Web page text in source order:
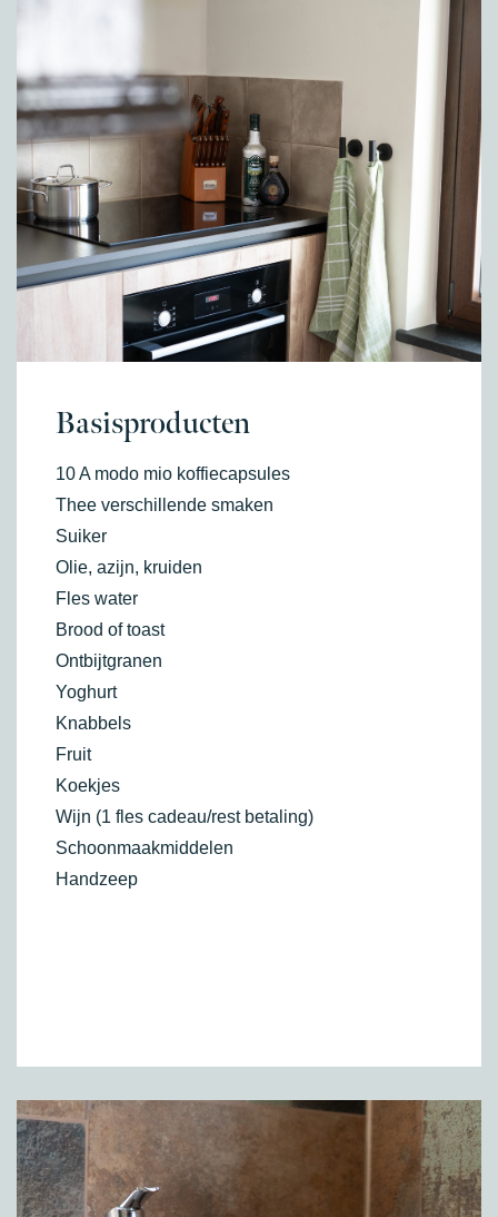
Basisproducten
10 A modo mio koffiecapsules
Thee verschillende smaken
Suiker
Olie, azijn, kruiden
Fles water
Brood of toast
Ontbijtgranen
Yoghurt
Knabbels
Fruit
Koekjes
Wijn (1 fles cadeau/rest betaling)
Schoonmaakmiddelen
Handzeep